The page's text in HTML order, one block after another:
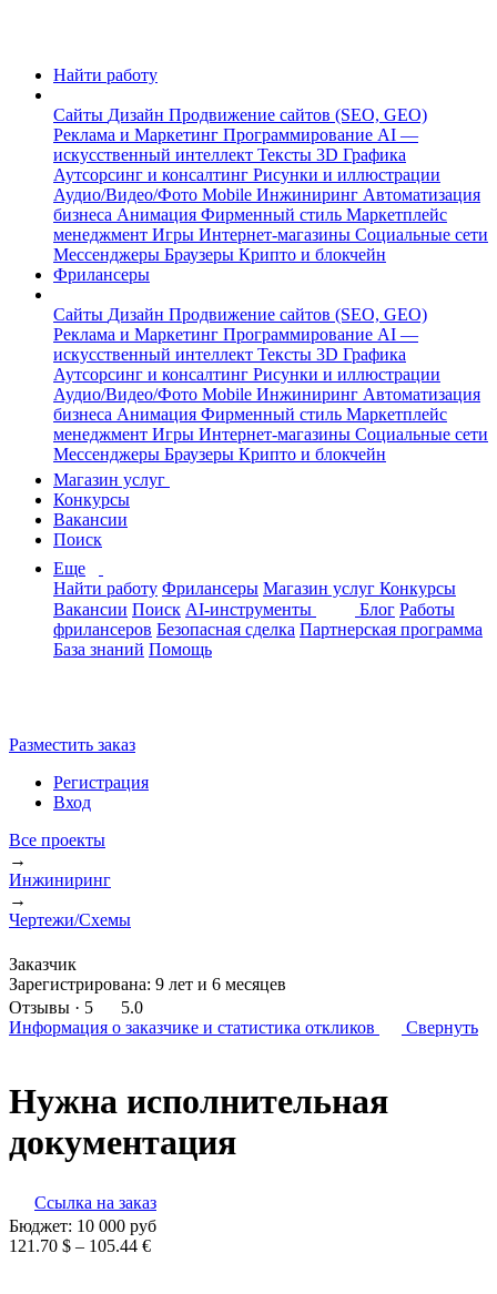
Найти работу
Сайты Дизайн Продвижение сайтов (SEO, GEO)
Реклама и Маркетинг Программирование AI —
искусственный интеллект Тексты 3D Графика
Аутсорсинг и консалтинг Рисунки и иллюстрации
Аудио/Видео/Фото Mobile Инжиниринг Автоматизация
бизнеса Анимация Фирменный стиль Маркетплейс
менеджмент Игры Интернет-магазины Социальные сети
Мессенджеры Браузеры Крипто и блокчейн
Фрилансеры
Сайты Дизайн Продвижение сайтов (SEO, GEO)
Реклама и Маркетинг Программирование AI —
искусственный интеллект Тексты 3D Графика
Аутсорсинг и консалтинг Рисунки и иллюстрации
Аудио/Видео/Фото Mobile Инжиниринг Автоматизация
бизнеса Анимация Фирменный стиль Маркетплейс
менеджмент Игры Интернет-магазины Социальные сети
Мессенджеры Браузеры Крипто и блокчейн
Магазин услуг
Конкурсы
Вакансии
Поиск
Еще
Найти работу Фрилансеры Магазин услуг Конкурсы
Вакансии Поиск AI-инструменты Блог Работы
фрилансеров Безопасная сделка Партнерская программа
База знаний Помощь
Разместить заказ
Регистрация
Вход
Все проекты
→
Инжиниринг
→
Чертежи/Схемы
Заказчик
Зарегистрирована: 9 лет и 6 месяцев
Отзывы · 5
5.0
Информация о заказчике и статистика откликов Свернуть
Нужна исполнительная
документация
Ссылка на заказ
Бюджет: 10 000 руб
121.70 $ – 105.44 €